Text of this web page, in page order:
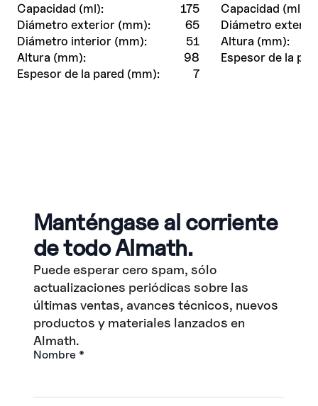
Capacidad (ml):
175
Diámetro exterior (mm):
65
Diámetro interior (mm):
51
Altura (mm):
98
Espesor de la pared (mm):
7
Capacidad (ml):
Diámetro
Altura (mm):
Espesor de la
Manténgase al corriente
de todo Almath.
Puede esperar cero spam, sólo
actualizaciones periódicas sobre las
últimas ventas, avances técnicos, nuevos
productos y materiales lanzados en
Almath.
Nombre *